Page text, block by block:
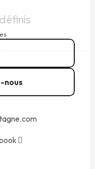
nous